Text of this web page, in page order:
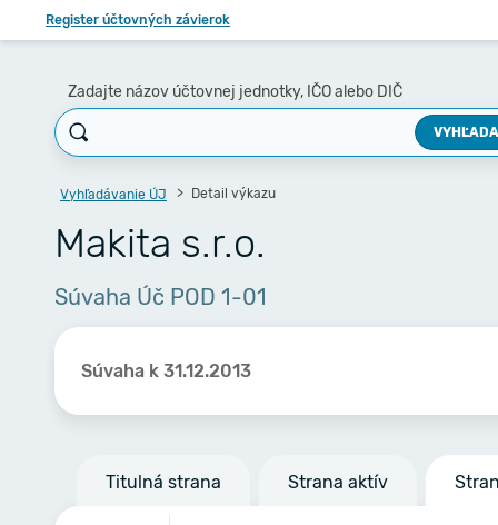
Register účtovných závierok
Zadajte názov účtovnej jednotky, IČO alebo DIČ
Vyhľadávanie ÚJ Detail výkazu
Makita s.r.o.
Súvaha Úč POD 1-01
Súvaha k 31.12.2013
Titulná strana Strana aktív